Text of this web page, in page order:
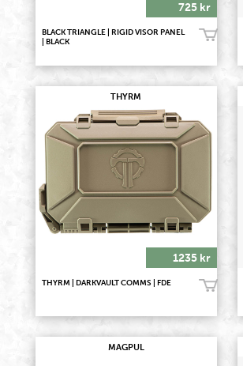
725 kr
BLACK TRIANGLE | RIGID VISOR PANEL
| BLACK
Köp!
THYRM
1235 kr
THYRM | DARKVAULT COMMS | FDE Köp!
MAGPUL